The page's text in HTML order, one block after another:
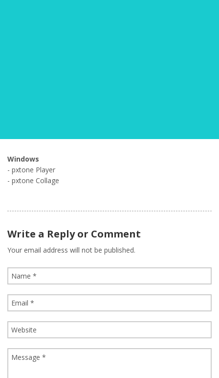
Windows
- pxtone Player
- pxtone Collage
Write a Reply or Comment
Your email address will not be published.